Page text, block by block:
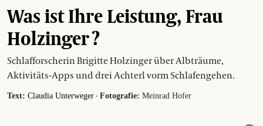
Was ist Ihre Leistung, Frau
Holzinger ?
Schlafforscherin Brigitte Holzinger über Albträume,
Aktivitäts-Apps und drei Achterl vorm Schlafengehen.
Text: Claudia Unterweger · Fotografie: Meinrad Hofer